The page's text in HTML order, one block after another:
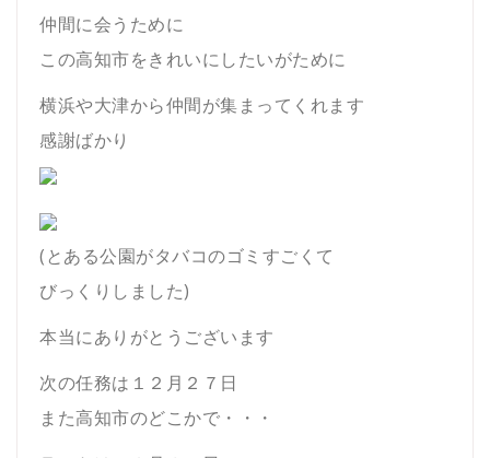
仲間に会うために
この高知市をきれいにしたいがために
横浜や大津から仲間が集まってくれます
感謝ばかり
(とある公園がタバコのゴミすごくて
びっくりしました)
本当にありがとうございます
次の任務は１２月２７日
また高知市のどこかで・・・